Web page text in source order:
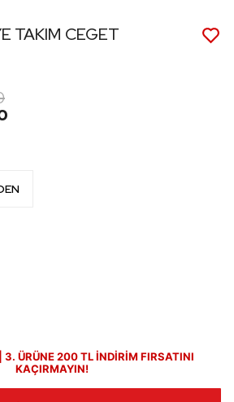
TAKIM CEGET
3. ÜRÜNE 200 TL İNDİRİM FIRSATINI
KAÇIRMAYIN!